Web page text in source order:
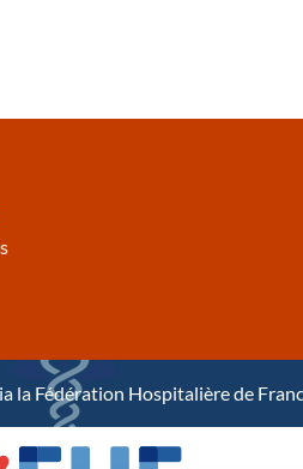
la Fédération Hospitalière de